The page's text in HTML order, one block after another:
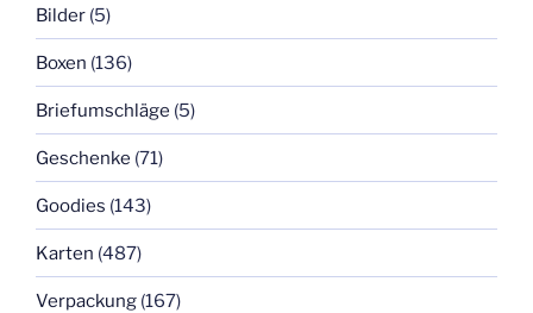
Bilder (5)
Boxen (136)
Briefumschläge (5)
Geschenke (71)
Goodies (143)
Karten (487)
Verpackung (167)